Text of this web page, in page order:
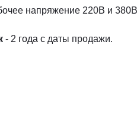
напряжение 220В и 380В
- 2 года с даты продажи.